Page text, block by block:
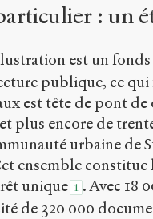
: un
est un
publique, ce
est tête de pont
plus encore de
urbaine de
ensemble constitue
unique 1 . Avec 18
de 320 000